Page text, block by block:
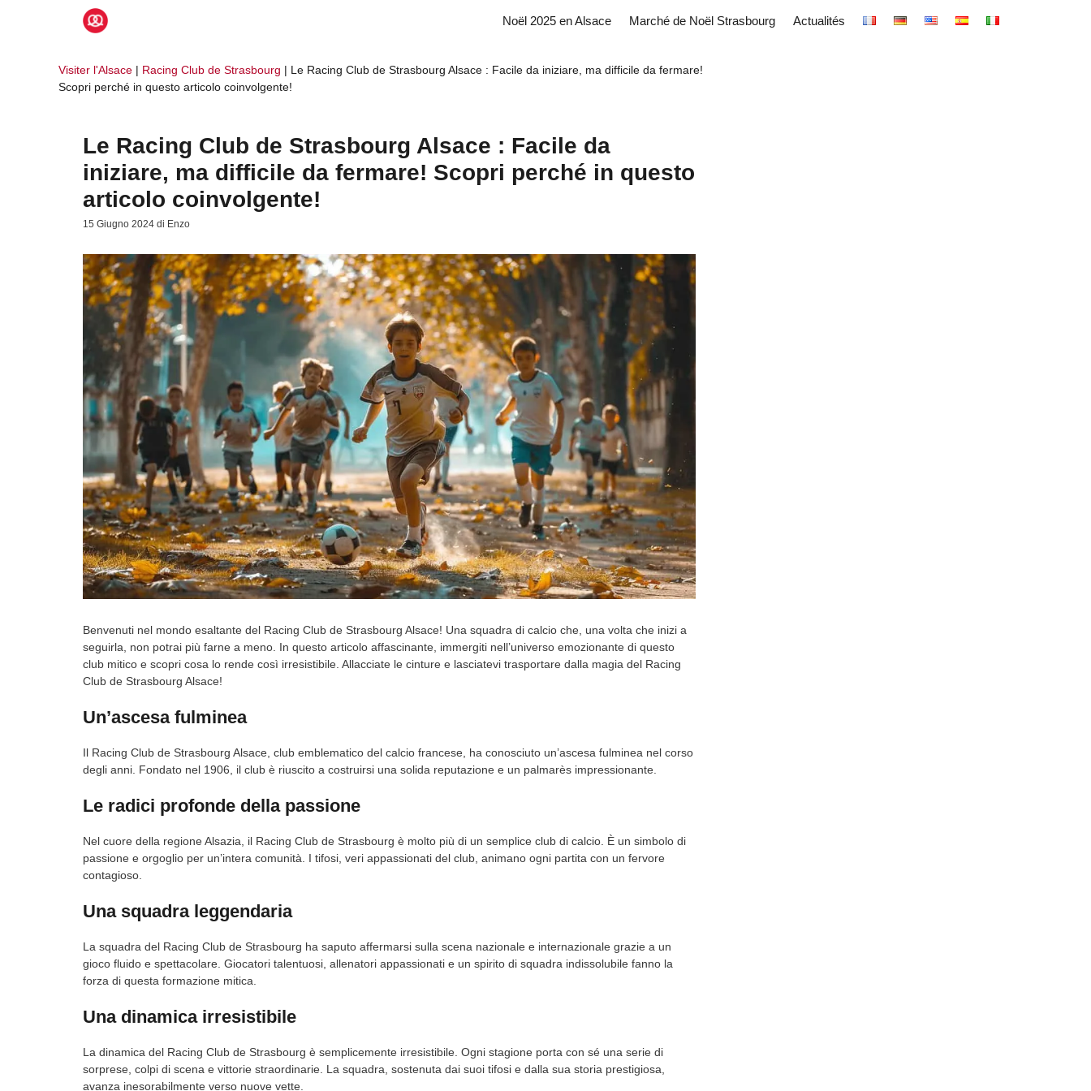
Noël 2025 en Alsace Marché de Noël Strasbourg Actualités
Visiter l'Alsace | Racing Club de Strasbourg | Le Racing Club de Strasbourg Alsace : Facile da iniziare, ma difficile da fermare!
Scopri perché in questo articolo coinvolgente!
Le Racing Club de Strasbourg Alsace : Facile da
iniziare, ma difficile da fermare! Scopri perché in questo
articolo coinvolgente!
15 Giugno 2024 di Enzo
Benvenuti nel mondo esaltante del Racing Club de Strasbourg Alsace! Una squadra di calcio che, una volta che inizi a
seguirla, non potrai più farne a meno. In questo articolo affascinante, immergiti nell’universo emozionante di questo
club mitico e scopri cosa lo rende così irresistibile. Allacciate le cinture e lasciatevi trasportare dalla magia del Racing
Club de Strasbourg Alsace!
Un’ascesa fulminea
Il Racing Club de Strasbourg Alsace, club emblematico del calcio francese, ha conosciuto un’ascesa fulminea nel corso
degli anni. Fondato nel 1906, il club è riuscito a costruirsi una solida reputazione e un palmarès impressionante.
Le radici profonde della passione
Nel cuore della regione Alsazia, il Racing Club de Strasbourg è molto più di un semplice club di calcio. È un simbolo di
passione e orgoglio per un’intera comunità. I tifosi, veri appassionati del club, animano ogni partita con un fervore
contagioso.
Una squadra leggendaria
La squadra del Racing Club de Strasbourg ha saputo affermarsi sulla scena nazionale e internazionale grazie a un
gioco fluido e spettacolare. Giocatori talentuosi, allenatori appassionati e un spirito di squadra indissolubile fanno la
forza di questa formazione mitica.
Una dinamica irresistibile
La dinamica del Racing Club de Strasbourg è semplicemente irresistibile. Ogni stagione porta con sé una serie di
sorprese, colpi di scena e vittorie straordinarie. La squadra, sostenuta dai suoi tifosi e dalla sua storia prestigiosa,
avanza inesorabilmente verso nuove vette.